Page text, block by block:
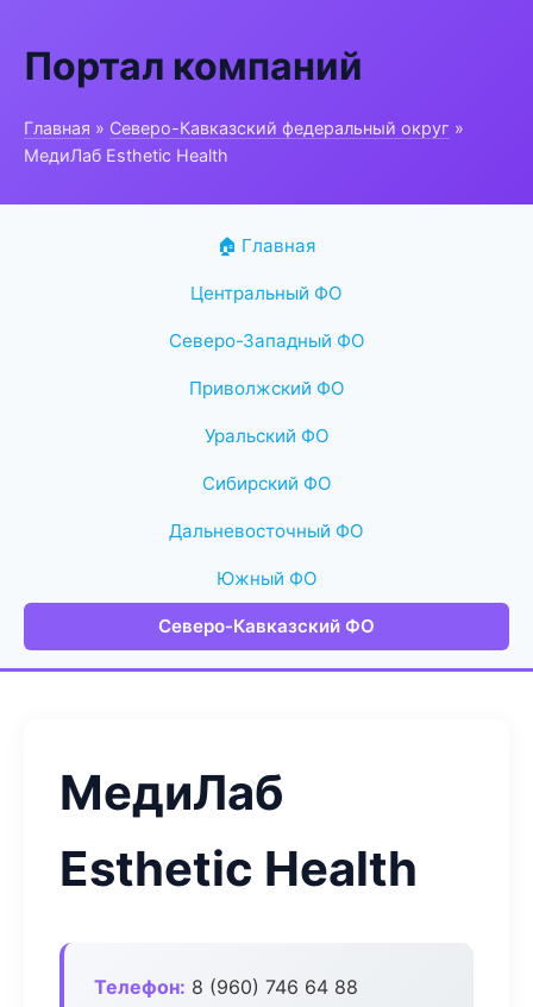
Портал компаний
Главная » Северо-Кавказский федеральный округ »
МедиЛаб Esthetic Health
🏠 Главная
Центральный ФО
Северо-Западный ФО
Приволжский ФО
Уральский ФО
Сибирский ФО
Дальневосточный ФО
Южный ФО
Северо-Кавказский ФО
МедиЛаб
Esthetic Health
Телефон: 8 (960) 746 64 88